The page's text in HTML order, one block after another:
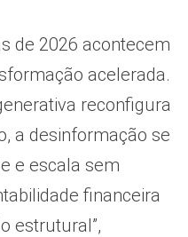
de 2026 acontecem
acelerada.
reconfigura
a desinformação se
e escala sem
financeira
estrutural”,